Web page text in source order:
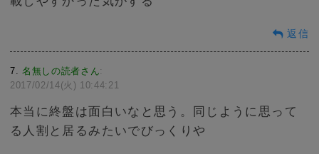
返信
7 名無しの読者さん:
2017/02/14(火) 10:44:21
本当に終盤は面白いなと思う。同じように思って
る人割と居るみたいでびっくりや